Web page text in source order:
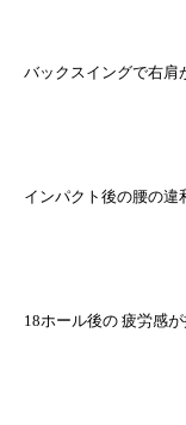
バックスイングで右肩
インパクト後の腰の違
18ホール後の 疲労感